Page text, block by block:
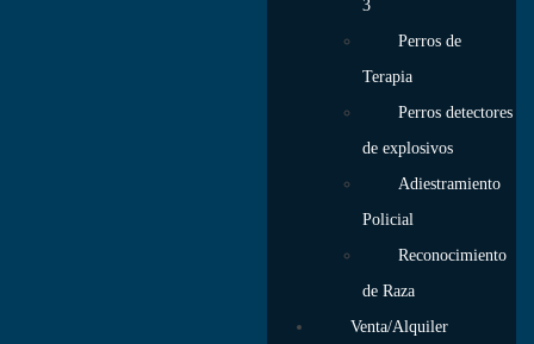
3
Perros de
Terapia
Perros detectores
de explosivos
Adiestramiento
Policial
Reconocimiento
de Raza
Venta/Alquiler